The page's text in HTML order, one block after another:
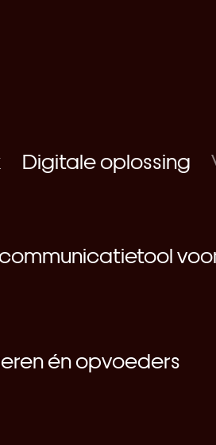
Digitale oplossing
én opvoeders